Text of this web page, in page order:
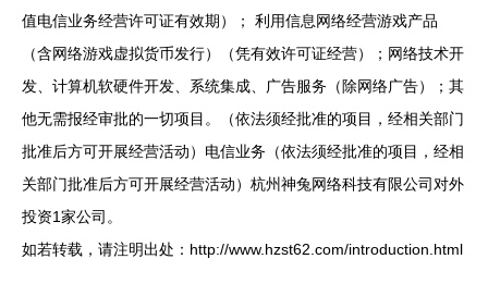
值电信业务经营许可证有效期）； 利用信息网络经营游戏产品
（含网络游戏虚拟货币发行）（凭有效许可证经营）；网络技术开
发、计算机软硬件开发、系统集成、广告服务（除网络广告）；其
他无需报经审批的一切项目。（依法须经批准的项目，经相关部门
批准后方可开展经营活动）电信业务（依法须经批准的项目，经相
关部门批准后方可开展经营活动）杭州神兔网络科技有限公司对外
投资1家公司。
如若转载，请注明出处：http://www.hzst62.com/introduction.html